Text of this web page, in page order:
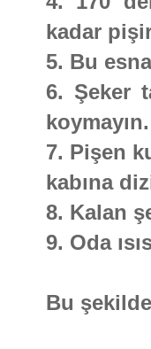
kadar
5. Bu
6. Şeker
koymayın.
7. Pişen
kabına
8. Kalan
9. Oda
Bu